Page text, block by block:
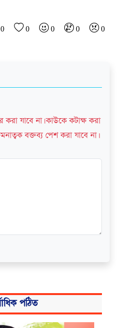
0 0 0 0 0
করা যাবে না। কাউকে কটাক্ষ করা
বক্তব্য পেশ করা যাবে না।
পঠিত